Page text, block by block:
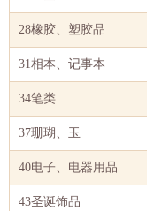
28橡胶、塑胶品
31相本、记事本
34笔类
37珊瑚、玉
40电子、电器用品
43圣诞饰品